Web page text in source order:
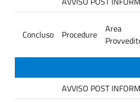
Concluso Procedure
Area
AVVISO POST